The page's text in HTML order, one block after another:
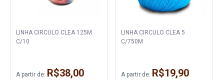
LINHA CIRCULO CLEA 125M
C/10
A partir de: R$38,00
LINHA CIRCULO CLEA 5
C/750M
A partir de: R$19,90